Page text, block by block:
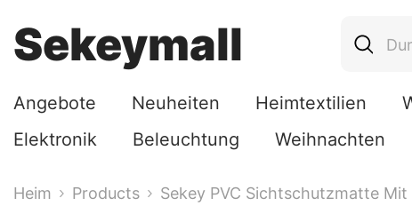
Sekeymall
Angebote Neuheiten Heimtextilien
Elektronik
Beleuchtung Weihnachten
Heim Products Sekey PVC Sichtschutzmatte